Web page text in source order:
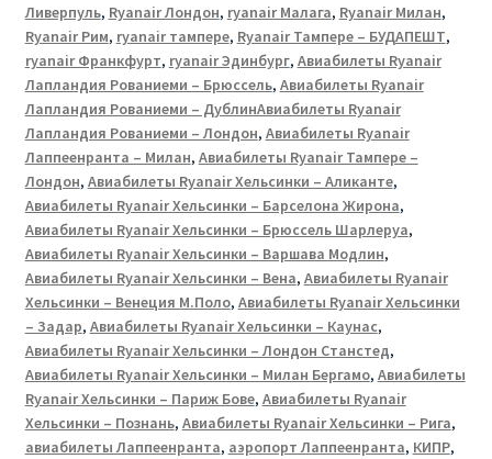
Ливерпуль, Ryanair Лондон, ryanair Малага, Ryanair Милан,
Ryanair Рим, ryanair тампере, Ryanair Тампере – БУДАПЕШТ,
ryanair Франкфурт, ryanair Эдинбург, Авиабилеты Ryanair
Лапландия Рованиеми – Брюссель, Авиабилеты Ryanair
Лапландия Рованиеми – ДублинАвиабилеты Ryanair
Лапландия Рованиеми – Лондон, Авиабилеты Ryanair
Лаппеенранта – Милан, Авиабилеты Ryanair Тампере –
Лондон, Авиабилеты Ryanair Хельсинки – Аликанте,
Авиабилеты Ryanair Хельсинки – Барселона Жирона,
Авиабилеты Ryanair Хельсинки – Брюссель Шарлеруа,
Авиабилеты Ryanair Хельсинки – Варшава Модлин,
Авиабилеты Ryanair Хельсинки – Вена, Авиабилеты Ryanair
Хельсинки – Венеция М.Поло, Авиабилеты Ryanair Хельсинки
– Задар, Авиабилеты Ryanair Хельсинки – Каунас,
Авиабилеты Ryanair Хельсинки – Лондон Станстед,
Авиабилеты Ryanair Хельсинки – Милан Бергамо, Авиабилеты
Ryanair Хельсинки – Париж Бове, Авиабилеты Ryanair
Хельсинки – Познань, Авиабилеты Ryanair Хельсинки – Рига,
авиабилеты Лаппеенранта, аэропорт Лаппеенранта, КИПР,